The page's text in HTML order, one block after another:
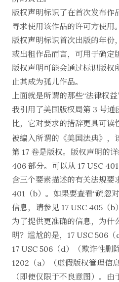
版权声明标识了在首次发布作
寻求使用该作品的许可方使用。
版权声明标识首次出版的年份
或出租作品而言，可用于确定
版权声明可能会通过标识版权
止其成为孤儿作品。
上面就是所谓的那些“法律权益”
我引用了美国版权局第 3 号通
比，它对要求的措辞更具可
被编入所谓的《美国法典》，
第 17 卷是版权。版权声明的
406 部分。可以从 17 USC
含三个要素描述的有关法规要
401（b） 。如果要查看“疏忽
信息，请参见 17 USC 405（b）
为了提供更准确的信息，为什
明？尴尬的是， 17 USC 506（
17 USC 506（d）（欺诈性删
1202（a）（虚假版权管理信息
（即使仅限于不良意图）。